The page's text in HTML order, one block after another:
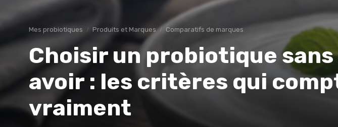
Mes probiotiques Produits et Marques Comparatifs de marques
Choisir un probiotique
avoir : les critères qui
vraiment